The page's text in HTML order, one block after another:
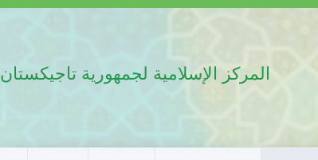
المركز الإسلامية لجمهورية تاجيكستان